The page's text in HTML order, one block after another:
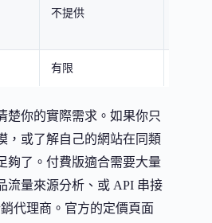
不提供
有限
楚你的實際需求。如果你只
，或了解自己的網站在同類
夠了。付費版適合需要大量
流量來源分析、或 API 串接
代理商。官方的定價頁面